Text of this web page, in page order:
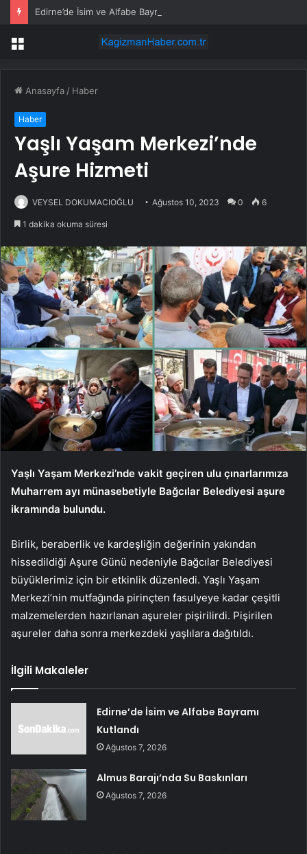
Edirne’de İsim ve Alfabe Bayramı Kutlandı
Menü
Anasayfa / Haber
Haber
Yaşlı Yaşam Merkezi’nde
Aşure Hizmeti
VEYSEL DOKUMACIOĞLU Ağustos 10, 2023 0 6
1 dakika okuma süresi
Yaşlı Yaşam Merkezi’nde vakit geçiren ulu çınarlarımıza
Muharrem ayı münasebetiyle Bağcılar Belediyesi aşure
ikramında bulundu.
Birlik, beraberlik ve kardeşliğin değerinin yakından
hissedildiği Aşure Günü nedeniyle Bağcılar Belediyesi
büyüklerimiz için bir etkinlik düzenledi. Yaşlı Yaşam
Merkezi’nin mutfağında pirinçten fasulyeye kadar çeşitli
malzemelerden hazırlanan aşureler pişirilirdi. Pişirilen
aşureler daha sonra merkezdeki yaşlılara dağıtıldı.
İlgili Makaleler
Edirne’de İsim ve Alfabe Bayramı
Kutlandı
Ağustos 7, 2026
Almus Barajı’nda Su Baskınları
Ağustos 7, 2026